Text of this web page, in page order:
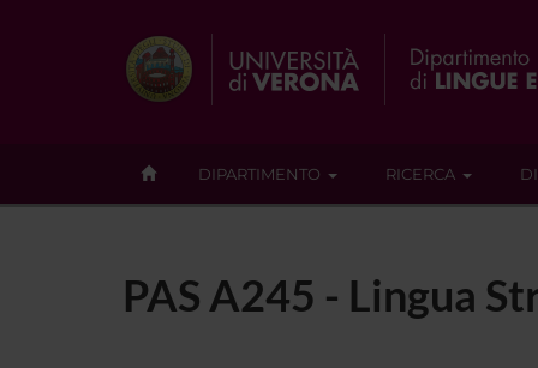
DIPARTIMENTO RICERCA
PAS A245 - Lingua